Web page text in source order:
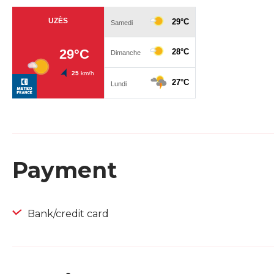
Payment
Bank/credit card